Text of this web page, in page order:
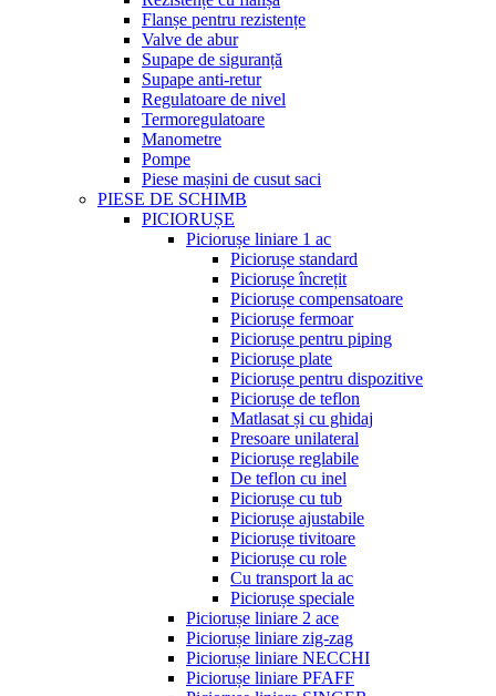
Flanșe pentru rezistențe
Valve de abur
Supape de siguranță
Supape anti-retur
Regulatoare de nivel
Termoregulatoare
Manometre
Pompe
Piese mașini de cusut saci
PIESE DE SCHIMB
PICIORUȘE
Piciorușe liniare 1 ac
Piciorușe standard
Piciorușe încrețit
Piciorușe compensatoare
Piciorușe fermoar
Piciorușe pentru piping
Piciorușe plate
Piciorușe pentru dispozitive
Piciorușe de teflon
Matlasat și cu ghidaj
Presoare unilateral
Piciorușe reglabile
De teflon cu inel
Piciorușe cu tub
Piciorușe ajustabile
Piciorușe tivitoare
Piciorușe cu role
Cu transport la ac
Piciorușe speciale
Piciorușe liniare 2 ace
Piciorușe liniare zig-zag
Piciorușe liniare NECCHI
Piciorușe liniare PFAFF